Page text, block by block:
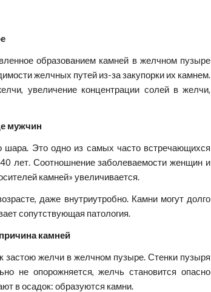
образованием камней в желчном пузыре
желчных путей из-за закупорки их камнем.
увеличение концентрации солей в желчи,
мужчин
Это одно из самых часто встречающихся
лет. Соотношнение заболеваемости женщин и
камней» увеличивается.
даже внутриутробно. Камни могут долго
сопутствующая патология.
камней
желчи в желчном пузыре. Стенки пузыря
не опорожняется, желчь становится опасно
в осадок: образуются камни.